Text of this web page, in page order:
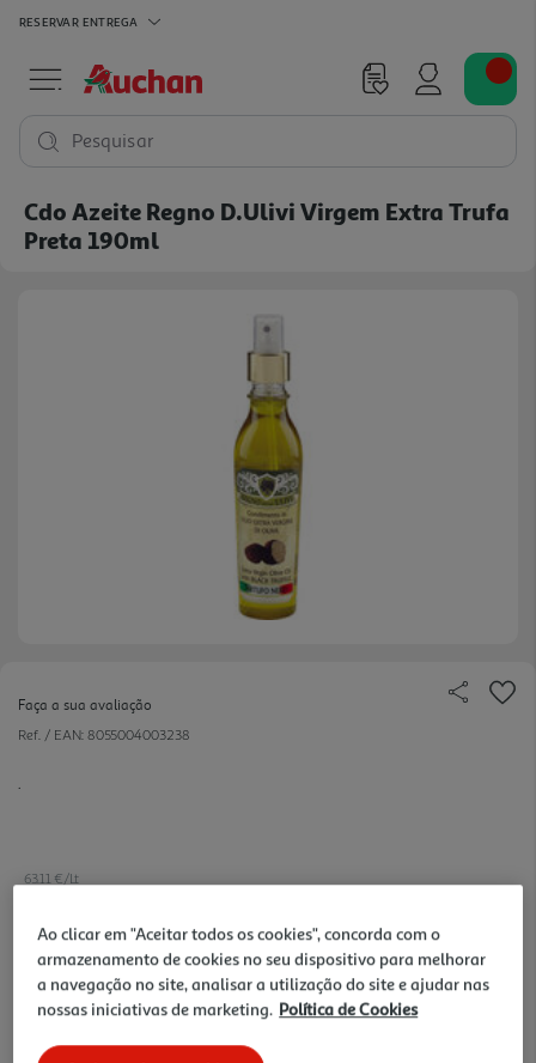
RESERVAR ENTREGA
Pesquisar
Cdo Azeite Regno D.ulivi Virgem Extra Trufa
Preta 190ml
Faça a sua avaliação
Ref. / EAN: 8055004003238
63.11 €/Lt
11,99 €
Notas de preparação
Ao clicar em "Aceitar todos os cookies", concorda com o
armazenamento de cookies no seu dispositivo para melhorar
a navegação no site, analisar a utilização do site e ajudar nas
nossas iniciativas de marketing. Política de Cookies